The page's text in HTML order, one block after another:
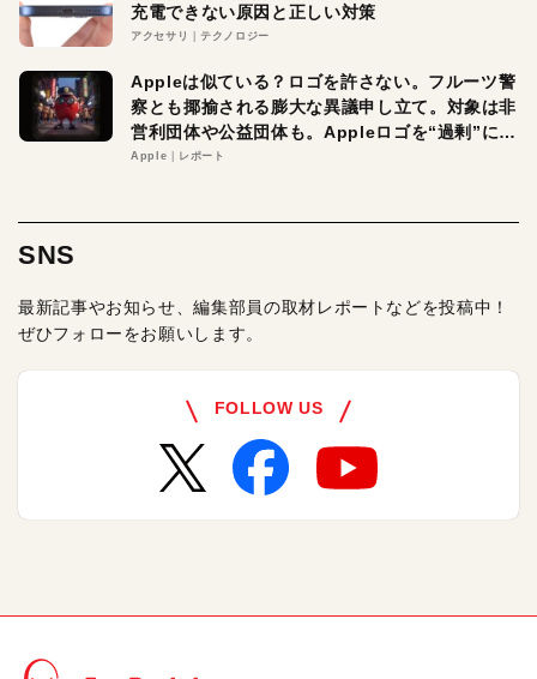
充電できない原因と正しい対策
アクセサリ テクノロジー
Appleは似ている？ロゴを許さない。フルーツ警
察とも揶揄される膨大な異議申し立て。対象は非
営利団体や公益団体も。Appleロゴを“過剰”に守
る理由とは
Apple レポート
SNS
最新記事やお知らせ、編集部員の取材レポートなどを投稿中！
ぜひフォローをお願いします。
FOLLOW US